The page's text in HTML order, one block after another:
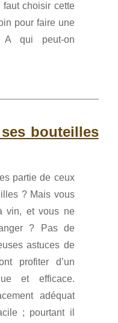
faut choisir cette
pour faire une
A qui peut-on
bouteilles
partie de ceux
? Mais vous
vin, et vous ne
? Pas de
astuces de
profiter d’un
et efficace.
adéquat
; pourtant il